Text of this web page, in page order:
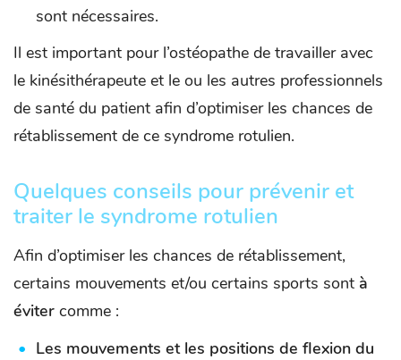
sont nécessaires.
Il est important pour l’ostéopathe de travailler avec
le kinésithérapeute et le ou les autres professionnels
de santé du patient afin d’optimiser les chances de
rétablissement de ce syndrome rotulien.
Quelques conseils pour prévenir et
traiter le syndrome rotulien
Afin d’optimiser les chances de rétablissement,
certains mouvements et/ou certains sports sont à
éviter comme :
Les mouvements et les positions de flexion du